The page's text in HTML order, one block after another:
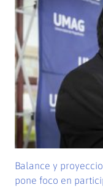
Balance y
pone foco en